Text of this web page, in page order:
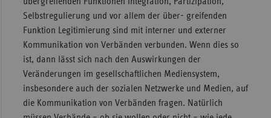
Selbstregulierung und vor allem der über- greifenden
Funktion Legitimierung sind mit interner und externer
Kommunikation von Verbänden verbunden. Wenn dies so
ist, dann lässt sich nach den Auswirkungen der
Veränderungen im gesellschaftlichen Mediensystem,
insbesondere auch der sozialen Netzwerke und Medien, auf
die Kommunikation von Verbänden fragen. Natürlich